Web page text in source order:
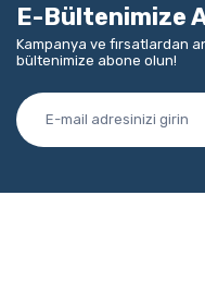
E-Bültenimize
Kampanya ve fırsatlardan
bültenimize abone olun!